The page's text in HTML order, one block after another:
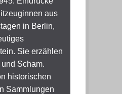
aus
in Berlin,
Sie erzählen
Scham.
historischen
Sammlungen